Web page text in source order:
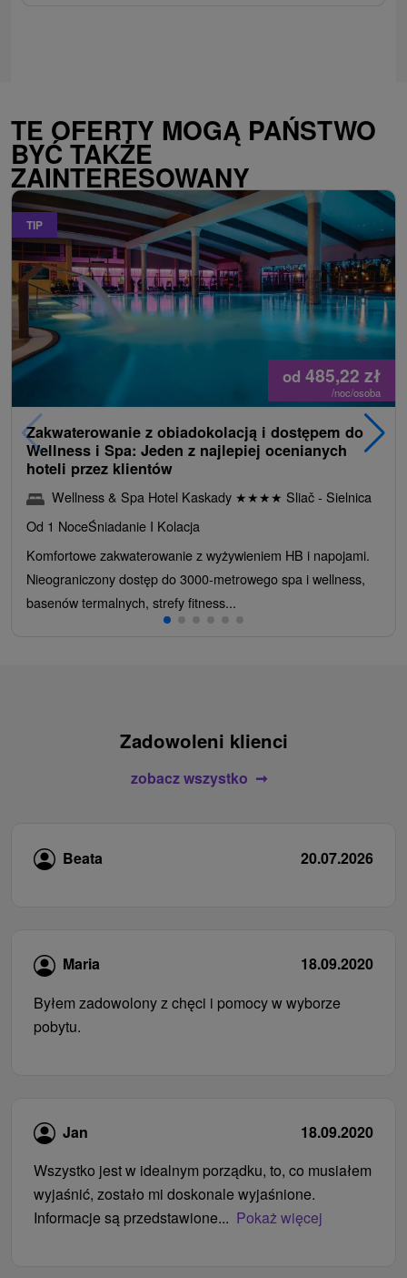
TE OFERTY MOGĄ PAŃSTWO
BYĆ TAKŻE
ZAINTERESOWANY
TIP
od 485,22 zł
/noc/osoba
Zakwaterowanie z obiadokolacją i dostępem do
Wellness i Spa: Jeden z najlepiej ocenianych
hoteli przez klientów
Wellness & Spa Hotel Kaskady ★★★★ Sliač - Sielnica
Od 1 NoceŚniadanie I Kolacja
Komfortowe zakwaterowanie z wyżywieniem HB i napojami.
Nieograniczony dostęp do 3000-metrowego spa i wellness,
basenów termalnych, strefy fitness...
Zadowoleni klienci
zobacz wszystko
Beata 20.07.2026
Maria
18.09.2020
Byłem zadowolony z chęci i pomocy w wyborze
pobytu.
Jan
18.09.2020
Wszystko jest w idealnym porządku, to, co musiałem
wyjaśnić, zostało mi doskonale wyjaśnione.
Informacje są przedstawione... Pokaż więcej